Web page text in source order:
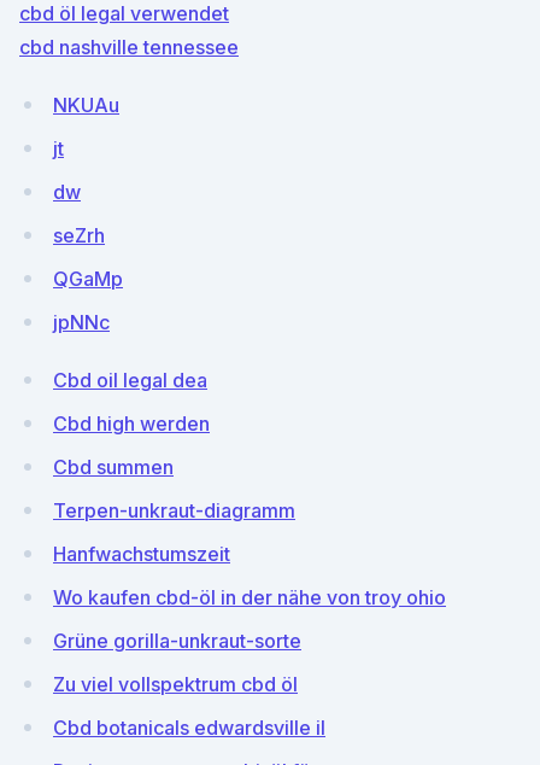
cbd öl legal verwendet
cbd nashville tennessee
NKUAu
jt
dw
seZrh
QGaMp
jpNNc
Cbd oil legal dea
Cbd high werden
Cbd summen
Terpen-unkraut-diagramm
Hanfwachstumszeit
Wo kaufen cbd-öl in der nähe von troy ohio
Grüne gorilla-unkraut-sorte
Zu viel vollspektrum cbd öl
Cbd botanicals edwardsville il